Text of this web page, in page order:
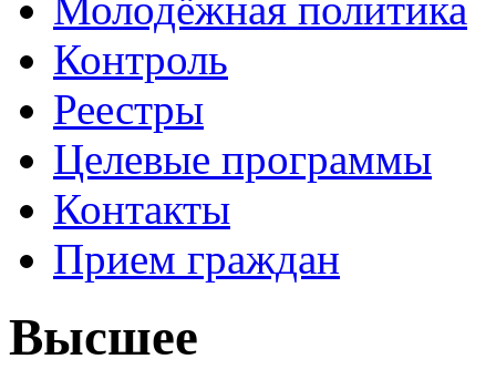
Контроль
Реестры
Целевые программы
Контакты
Прием граждан
Высшее